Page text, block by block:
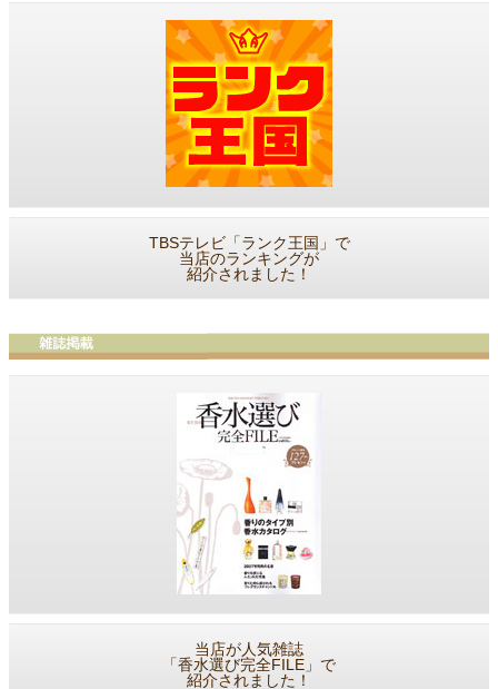
TBSテレビ「ランク王国」で
当店のランキングが
紹介されました！
当店が人気雑誌
「香水選び完全FILE」で
紹介されました！